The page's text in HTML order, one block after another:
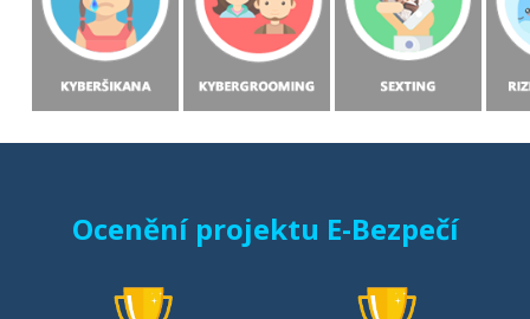
Ocenění projektu E-Bezpečí